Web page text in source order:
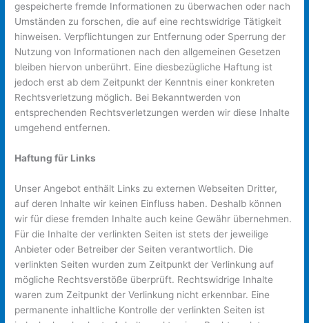
gespeicherte fremde Informationen zu überwachen oder nach
Umständen zu forschen, die auf eine rechtswidrige Tätigkeit
hinweisen. Verpflichtungen zur Entfernung oder Sperrung der
Nutzung von Informationen nach den allgemeinen Gesetzen
bleiben hiervon unberührt. Eine diesbezügliche Haftung ist
jedoch erst ab dem Zeitpunkt der Kenntnis einer konkreten
Rechtsverletzung möglich. Bei Bekanntwerden von
entsprechenden Rechtsverletzungen werden wir diese Inhalte
umgehend entfernen.
Haftung für Links
Unser Angebot enthält Links zu externen Webseiten Dritter,
auf deren Inhalte wir keinen Einfluss haben. Deshalb können
wir für diese fremden Inhalte auch keine Gewähr übernehmen.
Für die Inhalte der verlinkten Seiten ist stets der jeweilige
Anbieter oder Betreiber der Seiten verantwortlich. Die
verlinkten Seiten wurden zum Zeitpunkt der Verlinkung auf
mögliche Rechtsverstöße überprüft. Rechtswidrige Inhalte
waren zum Zeitpunkt der Verlinkung nicht erkennbar. Eine
permanente inhaltliche Kontrolle der verlinkten Seiten ist